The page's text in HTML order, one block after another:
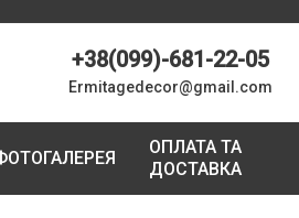
+38(099)-681-22-05
Ermitagedecor@gmail.com
ОПЛАТА ТА
ДОСТАВКА